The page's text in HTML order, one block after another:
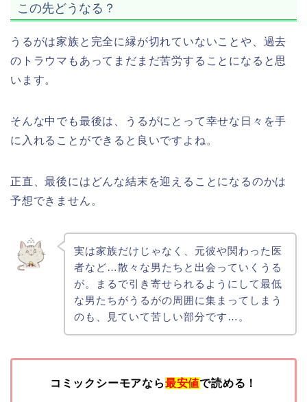
この先どうなる？
うるがは家族と完全に縁が切れていないことや、過去
のトラウマもあってまだまだ苦労することになると思
います。
そんな中でも最後は、うるがにとって幸せな日々を手
に入れることができると良いですよね。
正直、最後にはどんな結末を迎えることになるのかは
予想できません。
実は家族だけじゃなく、元彼や関わった医
者など…散々な男たちと出会っていくうる
が。まるで引き寄せられるようにして最低
な男たちがうるがの周囲に集まってしまう
のも、見ていて苦しい部分です…。
コミックシーモアなら最安値で読める！